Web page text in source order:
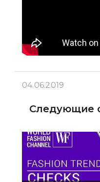
04.06.2019
Следующие